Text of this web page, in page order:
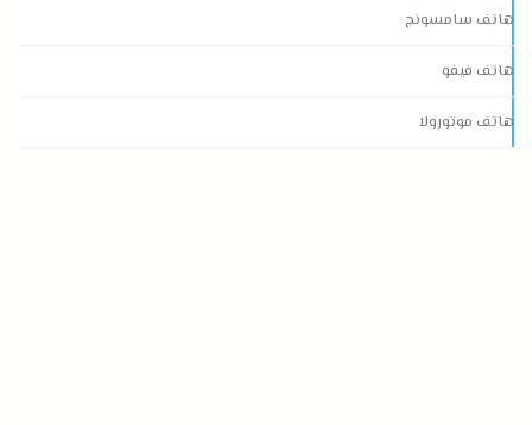
هاتف سامسونج
هاتف فيفو
هاتف موتورولا